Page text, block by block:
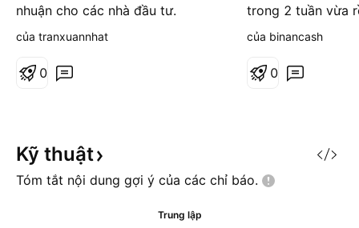
nhuận cho các nhà đầu tư.
của tranxuannhat
0
trong 2 tuần vừa
Có những stock
IPO ví dụ
điểm, hoặc hôm
điểm hôm sau
của binancash
0
Kỹ thuật
Tóm tắt nội dung gợi ý của các chỉ báo.
Trung lập